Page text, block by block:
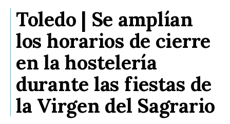
Toledo | Se amplían
los horarios de cierre
en la hostelería
durante las fiestas de
la Virgen del Sagrario